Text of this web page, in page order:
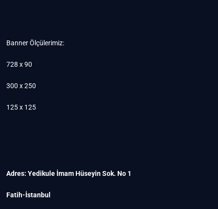
Banner Ölçülerimiz:
728 x 90
300 x 250
125 x 125
Adres: Yedikule İmam Hüseyin Sok. No 1
Fatih-İstanbul